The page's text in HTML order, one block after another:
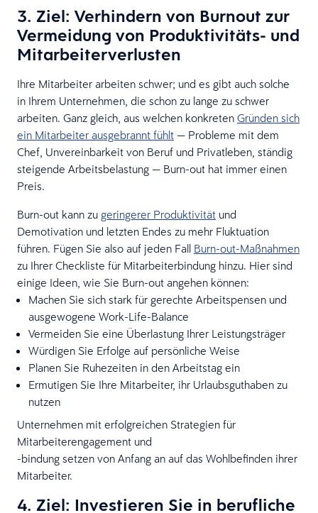
3. Ziel: Verhindern von Burnout zur
Vermeidung von Produktivitäts- und
Mitarbeiterverlusten
Ihre Mitarbeiter arbeiten schwer; und es gibt auch solche
in Ihrem Unternehmen, die schon zu lange zu schwer
arbeiten. Ganz gleich, aus welchen konkreten Gründen sich
ein Mitarbeiter ausgebrannt fühlt — Probleme mit dem
Chef, Unvereinbarkeit von Beruf und Privatleben, ständig
steigende Arbeitsbelastung — Burn-out hat immer einen
Preis.
Burn-out kann zu geringerer Produktivität und
Demotivation und letzten Endes zu mehr Fluktuation
führen. Fügen Sie also auf jeden Fall Burn-out-Maßnahmen
zu Ihrer Checkliste für Mitarbeiterbindung hinzu. Hier sind
einige Ideen, wie Sie Burn-out angehen können:
Machen Sie sich stark für gerechte Arbeitspensen und
ausgewogene Work-Life-Balance
Vermeiden Sie eine Überlastung Ihrer Leistungsträger
Würdigen Sie Erfolge auf persönliche Weise
Planen Sie Ruhezeiten in den Arbeitstag ein
Ermutigen Sie Ihre Mitarbeiter, ihr Urlaubsguthaben zu
nutzen
Unternehmen mit erfolgreichen Strategien für
Mitarbeiterengagement und
-bindung setzen von Anfang an auf das Wohlbefinden ihrer
Mitarbeiter.
4. Ziel: Investieren Sie in berufliche